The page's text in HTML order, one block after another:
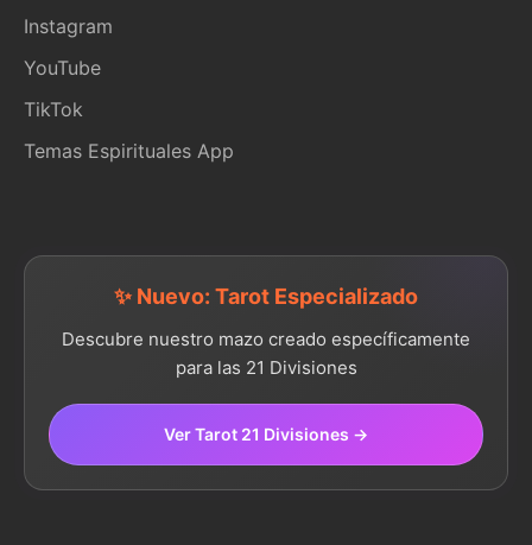
Instagram
YouTube
TikTok
Temas Espirituales App
✨ Nuevo: Tarot Especializado
Descubre nuestro mazo creado específicamente
para las 21 Divisiones
Ver Tarot 21 Divisiones →